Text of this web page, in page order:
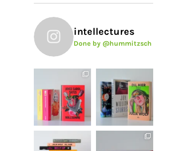
intellectures
Done by @hummitzsch